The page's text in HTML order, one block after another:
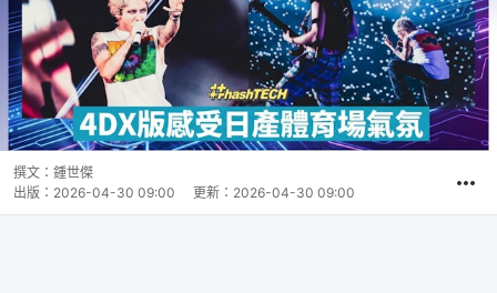
撰文： 鍾世傑
出版： 2026-04-30 09:00 更新： 2026-04-30 09:00